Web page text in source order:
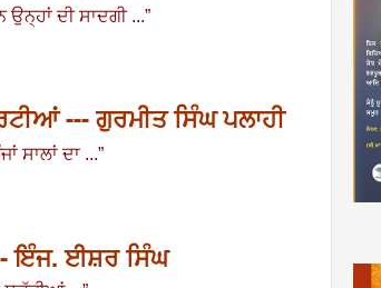
ਦੀ ਸਾਦਗੀ ...”
--- ਗੁਰਮੀਤ ਸਿੰਘ ਪਲਾਹੀ
ਸਾਲਾਂ ਦਾ ...”
ਇੰਜ. ਈਸ਼ਰ ਸਿੰਘ